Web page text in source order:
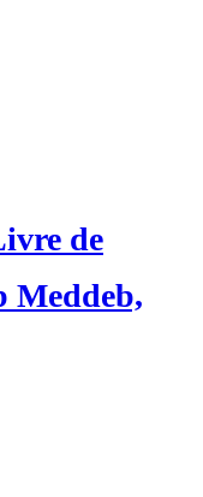
de
Meddeb,